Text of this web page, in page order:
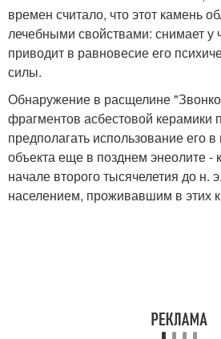
времен считало, что этот камень
лечебными свойствами: снимает у
приводит в равновесие его
силы.
Обнаружение в расщелине
фрагментов асбестовой керамики
предполагать использование его в
объекта еще в позднем энеолите -
начале второго тысячелетия до н.
населением, проживавшим в этих